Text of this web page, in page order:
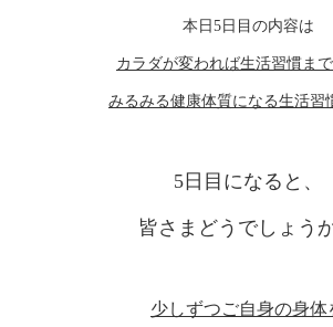
本日5日目の内容は
カラダが変われば生活習慣ま
みるみる健康体質になる生活習
5日目になると、
皆さまどうでしょう
少しずつご自身の身体